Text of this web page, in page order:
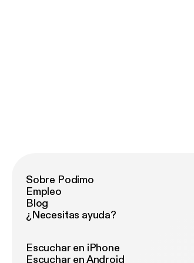
Sobre Podimo
Empleo
Blog
¿Necesitas ayuda?
Escuchar en iPhone
Escuchar en Android